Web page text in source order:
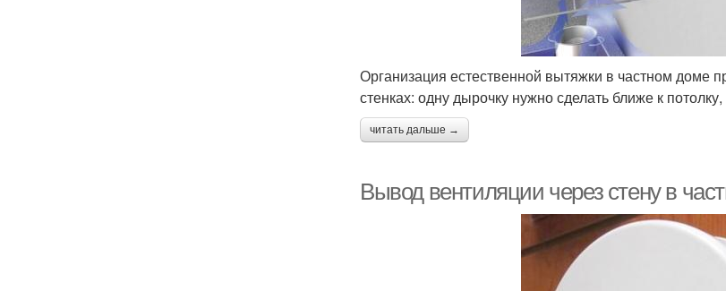
Организация естественной вытяжки в частном доме
стенках: одну дырочку нужно сделать ближе к
читать дальше →
Вывод вентиляции через стену в